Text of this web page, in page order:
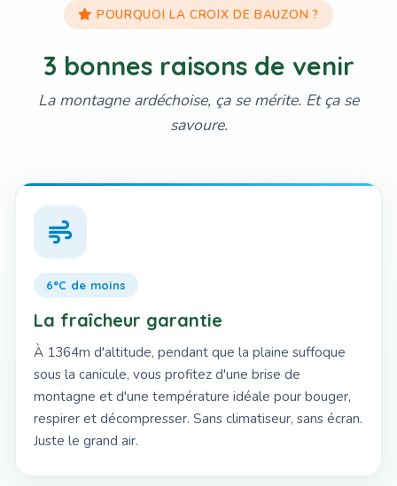
POURQUOI LA CROIX DE BAUZON ?
3 bonnes raisons de venir
La montagne ardéchoise, ça se mérite. Et ça se
savoure.
6°C de moins
La fraîcheur garantie
À 1364m d'altitude, pendant que la plaine suffoque
sous la canicule, vous profitez d'une brise de
montagne et d'une température idéale pour bouger,
respirer et décompresser. Sans climatiseur, sans écran.
Juste le grand air.